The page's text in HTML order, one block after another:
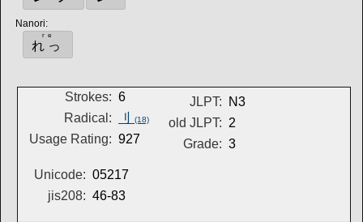
Nanori:
れっ
re
Strokes: 6
Radical:
刂 (18)
Usage Rating: 927
JLPT:
N3
old JLPT: 2
Grade: 3
Unicode: 05217
jis208: 46-83